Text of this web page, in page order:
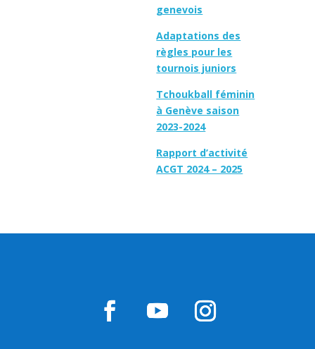
genevois
Adaptations des
règles pour les
tournois juniors
Tchoukball féminin
à Genève saison
2023-2024
Rapport d’activité
ACGT 2024 – 2025